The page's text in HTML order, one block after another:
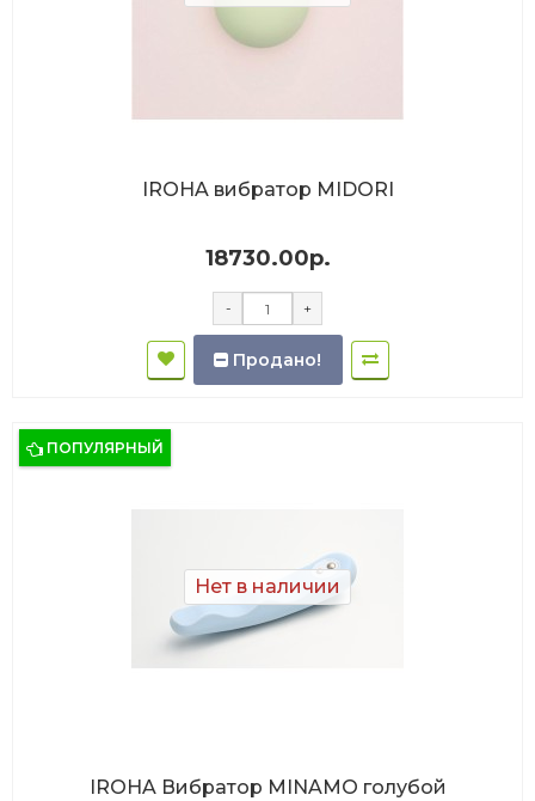
IROHA вибратор MIDORI
18730.00р.
- +
Продано!
ПОПУЛЯРНЫЙ
Нет в наличии
IROHA Вибратор MINAMO голубой